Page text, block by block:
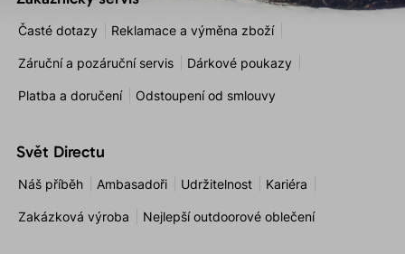
Časté dotazy Reklamace a výměna zboží
Záruční a pozáruční servis Dárkové poukazy
Platba a doručení Odstoupení od smlouvy
Svět Directu
Náš příběh Ambasadoři Udržitelnost Kariéra
Zakázková výroba Nejlepší outdoorové oblečení